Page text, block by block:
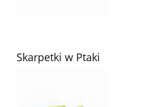
Skarpetki w Ptaki